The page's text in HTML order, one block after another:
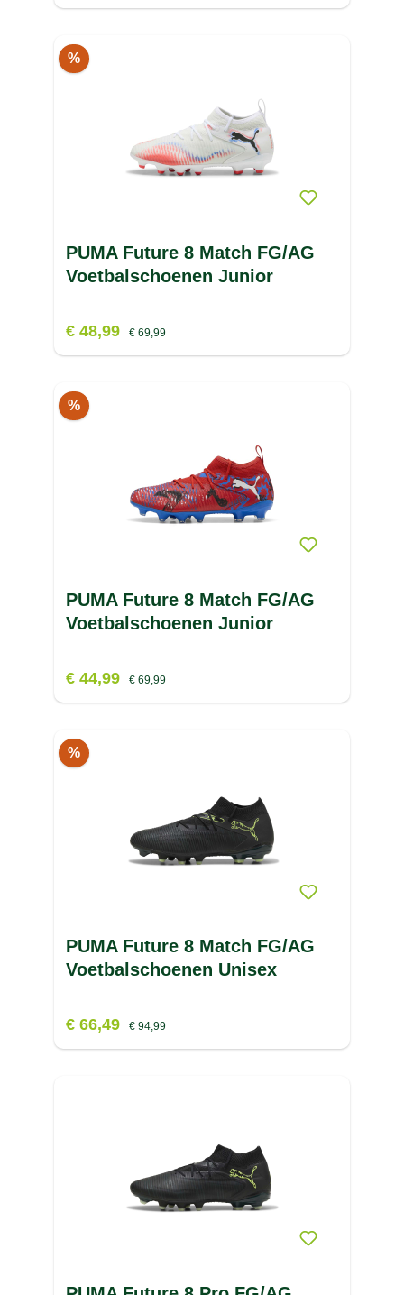
%
PUMA Future 8 Match FG/AG
Voetbalschoenen Junior
€ 48,99 € 69,99
%
PUMA Future 8 Match FG/AG
Voetbalschoenen Junior
€ 44,99 € 69,99
%
PUMA Future 8 Match FG/AG
Voetbalschoenen Unisex
€ 66,49 € 94,99